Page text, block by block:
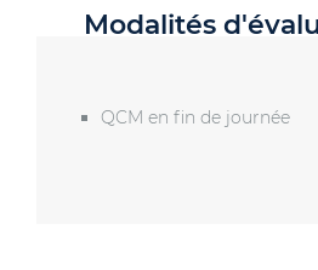
Modalités
QCM en fin de journée